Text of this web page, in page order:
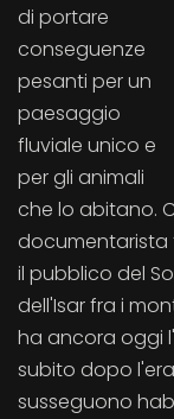
di portare
conseguenze
pesanti per un
paesaggio
fluviale unico e
per gli animali
che lo abitano.
documentarista
il pubblico del
dell'Isar fra i
ha ancora oggi
subito dopo
susseguono